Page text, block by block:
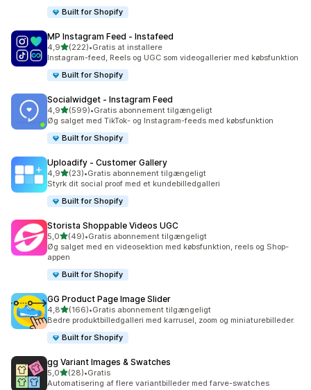
Built for Shopify
MP Instagram Feed ‑ Instafeed
4,9ud af 5 stjerner
(222)
222 anmeldelser i alt
•Gratis at installere
Instagram-feed, Reels og UGC som videogallerier med købsfunktion
Built for Shopify
Socialwidget ‑ Instagram Feed
4,9ud af 5 stjerner
(599)
599 anmeldelser i alt
•Gratis abonnement tilgængeligt
Øg salget med TikTok- og Instagram-feeds med købsfunktion
Built for Shopify
Uploadify ‑ Customer Gallery
4,9ud af 5 stjerner
(23)
23 anmeldelser i alt
•Gratis abonnement tilgængeligt
Styrk dit social proof med et kundebilledgalleri
Built for Shopify
Storista Shoppable Videos UGC
5,0ud af 5 stjerner
(49)
49 anmeldelser i alt
•Gratis abonnement tilgængeligt
Øg salget med en videosektion med købsfunktion, reels og Shop-
appen
Built for Shopify
GG Product Page Image Slider
4,8ud af 5 stjerner
(166)
166 anmeldelser i alt
•Gratis abonnement tilgængeligt
Bedre produktbilledgalleri med karrusel, zoom og miniaturebilleder.
Built for Shopify
gg Variant Images & Swatches
5,0ud af 5 stjerner
(28)
28 anmeldelser i alt
•Gratis
Automatisering af flere variantbilleder med farve-swatches